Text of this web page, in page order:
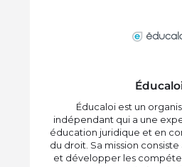
Éducaloi est un
indépendant qui a une
éducation juridique et en
du droit. Sa mission
et développer les